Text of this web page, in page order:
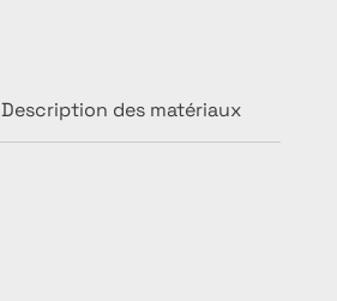
Description des matériaux